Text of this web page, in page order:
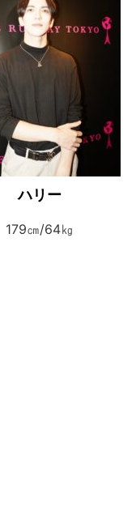
ハリー
179㎝/64㎏